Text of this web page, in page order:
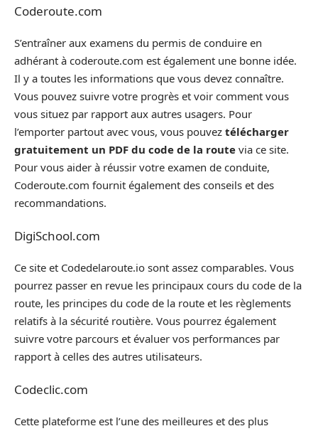
Coderoute.com
S’entraîner aux examens du permis de conduire en
adhérant à coderoute.com est également une bonne idée.
Il y a toutes les informations que vous devez connaître.
Vous pouvez suivre votre progrès et voir comment vous
vous situez par rapport aux autres usagers. Pour
l’emporter partout avec vous, vous pouvez télécharger
gratuitement un PDF du code de la route via ce site.
Pour vous aider à réussir votre examen de conduite,
Coderoute.com fournit également des conseils et des
recommandations.
DigiSchool.com
Ce site et Codedelaroute.io sont assez comparables. Vous
pourrez passer en revue les principaux cours du code de la
route, les principes du code de la route et les règlements
relatifs à la sécurité routière. Vous pourrez également
suivre votre parcours et évaluer vos performances par
rapport à celles des autres utilisateurs.
Codeclic.com
Cette plateforme est l’une des meilleures et des plus